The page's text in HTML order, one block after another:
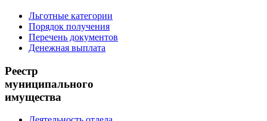
Льготные категории
Порядок получения
Перечень документов
Денежная выплата
Реестр
муниципального
имущества